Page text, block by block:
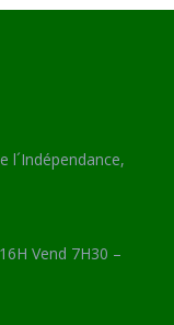
l´Indépendance,
Vend 7H30 –